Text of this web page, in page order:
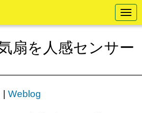
N
a
v
o
扇を人感センサー
| Weblog